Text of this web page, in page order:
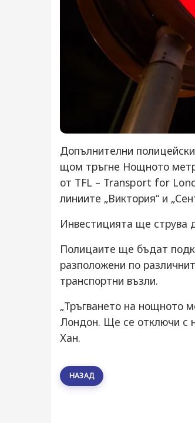
Допълнителни
щом тръгне Нощното
от TFL – Transport for
линиите „Виктория“ и
Инвестицията ще струва
Полицаите ще бъдат
разположени по
транспортни възли.
„Тръгването на нощното
Лондон. Ще се отключи с
Хан.
НАЗАД